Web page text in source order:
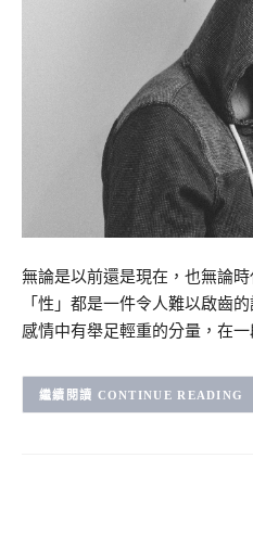
無論是以前還是現在，也無論
「性」都是一件令人難以啟齒
感情中有舉足輕重的分量，在
CONTINUE READING